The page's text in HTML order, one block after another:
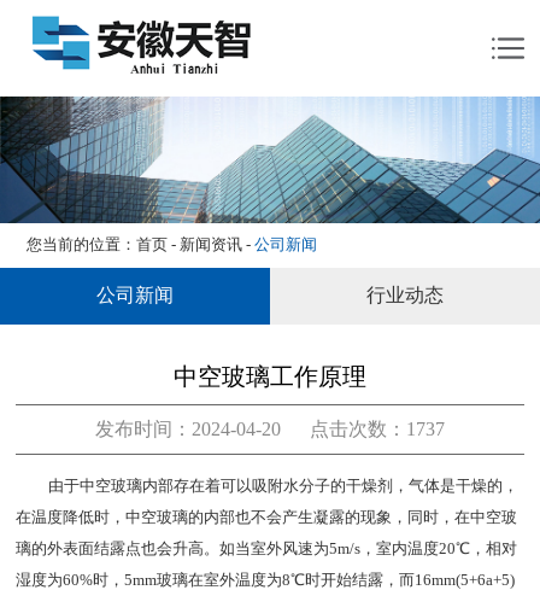
网站首页
产品展示
客户案例
关于我们
新闻资讯
您当前的位置：首页- 新闻资讯 -公司新闻
公司新闻 行业动态
中空玻璃工作原理
发布时间：2024-04-20 点击次数：1737
由于中空玻璃内部存在着可以吸附水分子的干燥剂，气体是干燥的，
在温度降低时，中空玻璃的内部也不会产生凝露的现象，同时，在中空玻
璃的外表面结露点也会升高。如当室外风速为5m/s，室内温度20℃，相对
湿度为60%时，5mm玻璃在室外温度为8℃时开始结露，而16mm(5+6a+5)